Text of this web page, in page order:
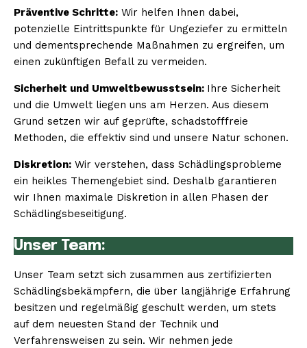
Präventive Schritte: Wir helfen Ihnen dabei,
potenzielle Eintrittspunkte für Ungeziefer zu ermitteln
und dementsprechende Maßnahmen zu ergreifen, um
einen zukünftigen Befall zu vermeiden.
Sicherheit und Umweltbewusstsein: Ihre Sicherheit
und die Umwelt liegen uns am Herzen. Aus diesem
Grund setzen wir auf geprüfte, schadstofffreie
Methoden, die effektiv sind und unsere Natur schonen.
Diskretion: Wir verstehen, dass Schädlingsprobleme
ein heikles Themengebiet sind. Deshalb garantieren
wir Ihnen maximale Diskretion in allen Phasen der
Schädlingsbeseitigung.
Unser Team:
Unser Team setzt sich zusammen aus zertifizierten
Schädlingsbekämpfern, die über langjährige Erfahrung
besitzen und regelmäßig geschult werden, um stets
auf dem neuesten Stand der Technik und
Verfahrensweisen zu sein. Wir nehmen jede